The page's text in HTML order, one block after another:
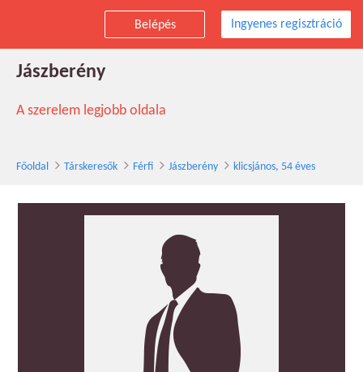
Belépés Ingyenes regisztráció
klicsjános társkereső férfi, 54 éves,
Jászberény
A szerelem legjobb oldala
Főoldal Társkeresők Férfi Jászberény klicsjános, 54 éves